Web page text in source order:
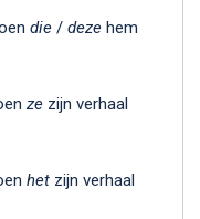
die / deze hem
ze zijn verhaal
het zijn verhaal